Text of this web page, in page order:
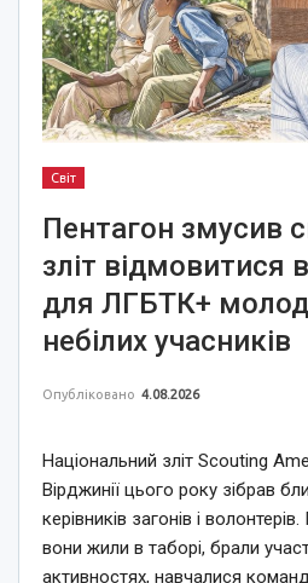
Світ
Пентагон змусив
зліт відмовитися
для ЛГБТК+
небілих учасників
Опубліковано 4.08.2026
Національний зліт Scouting
Вірджинії цього року зібрав
керівників загонів і
вони жили в таборі, брали
активностях, навчалися